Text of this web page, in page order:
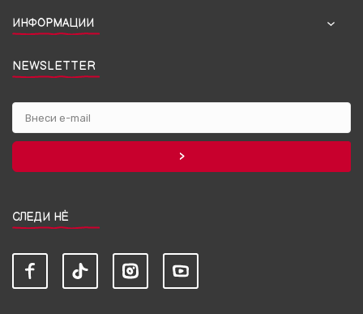
ИНФОРМАЦИИ
NEWSLETTER
СЛЕДИ НЀ